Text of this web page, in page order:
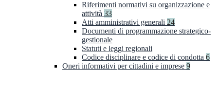
Riferimenti normativi su organizzazione e
attività 33
Atti amministrativi generali 24
Documenti di programmazione strategico-
gestionale
Statuti e leggi regionali
Codice disciplinare e codice di condotta 6
Oneri informativi per cittadini e imprese 9